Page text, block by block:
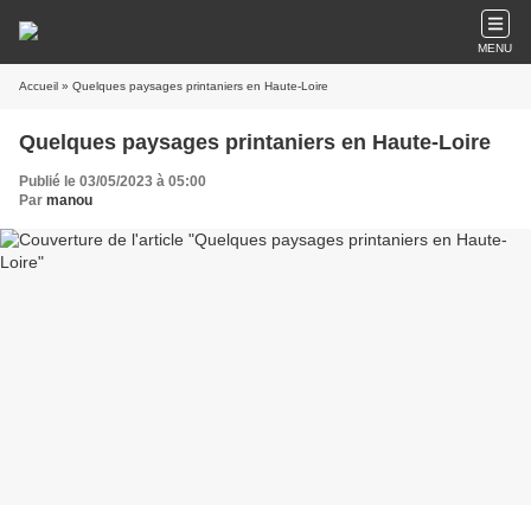
MENU
Accueil » Quelques paysages printaniers en Haute-Loire
Quelques paysages printaniers en Haute-Loire
Publié le 03/05/2023 à 05:00
Par manou